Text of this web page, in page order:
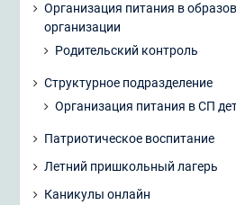
Организация питания в
организации
Родительский контроль
Структурное подразделение
Организация питания в СП
Патриотическое воспитание
Летний пришкольный лагерь
Каникулы онлайн